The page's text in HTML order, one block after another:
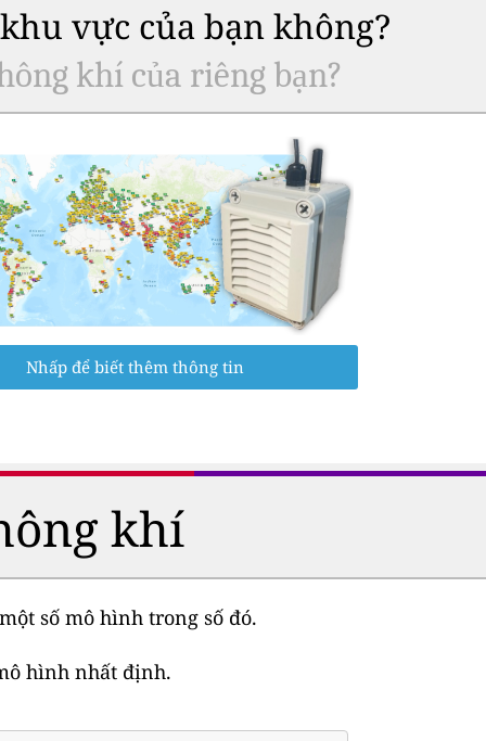
vực của bạn không?
khí của riêng bạn?
Nhấp để biết thêm thông tin
khí
số mô hình trong số đó.
hình nhất định.